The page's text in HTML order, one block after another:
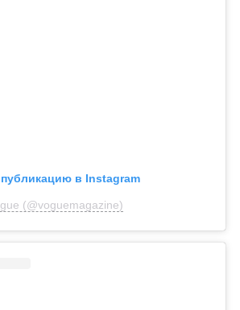
в Instagram
(@voguemagazine)